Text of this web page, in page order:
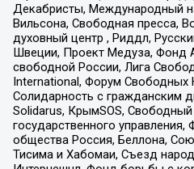
Декабристы, Международный
Вильсона, Свободная пресса,
духовный центр , Риддл,
Швеции, Проект Медуза, Фонд
свободной России, Лига
International, Форум Свободных
Солидарность с гражданским
Solidarus, КрымSOS, Свободный
государственного
общества Россия, Беллона,
Тисима и Хабомаи, Съезд